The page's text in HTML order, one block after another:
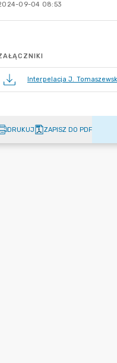
09-04 08:53
Interpelacja J.
DRUKUJ ZAPISZ DO PDF